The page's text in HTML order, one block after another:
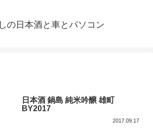
の日本酒と車とパソコン
日本酒 鍋島 純米吟醸 雄町
BY2017
2017.09.17